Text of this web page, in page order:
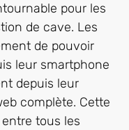
pour les
de cave. Les
de pouvoir
leur smartphone
depuis leur
complète. Cette
tous les